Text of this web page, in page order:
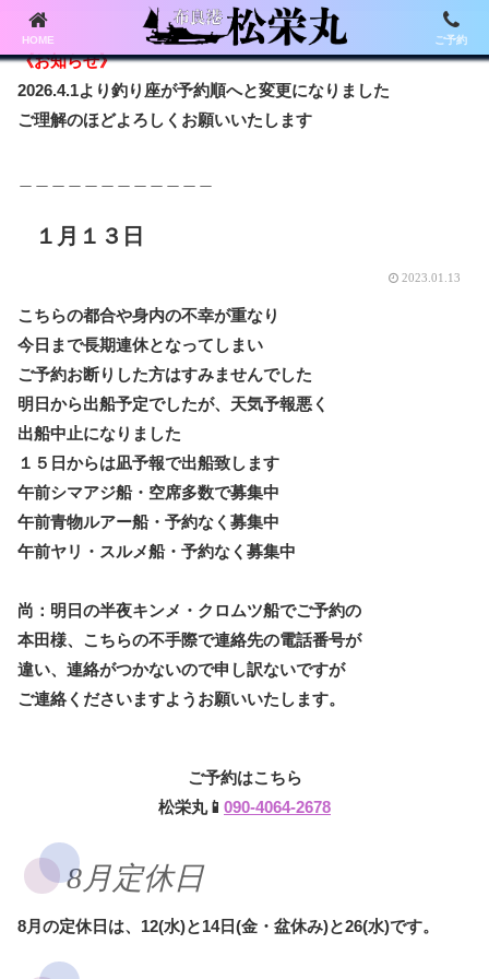
《お知らせ》
2026.4.1より釣り座が予約順へと変更になりました
ご理解のほどよろしくお願いいたします
１月１３日
2023.01.13
こちらの都合や身内の不幸が重なり
今日まで長期連休となってしまい
ご予約お断りした方はすみませんでした
明日から出船予定でしたが、天気予報悪く
出船中止になりました
１５日からは凪予報で出船致します
午前シマアジ船・空席多数で募集中
午前青物ルアー船・予約なく募集中
午前ヤリ・スルメ船・予約なく募集中
尚：明日の半夜キンメ・クロムツ船でご予約の
本田様、こちらの不手際で連絡先の電話番号が
違い、連絡がつかないので申し訳ないですが
ご連絡くださいますようお願いいたします。
ご予約はこちら
松栄丸📱 090-4064-2678
8月定休日
8月の定休日は、12(水)と14日(金・盆休み)と26(水)です。
HOME ご予約